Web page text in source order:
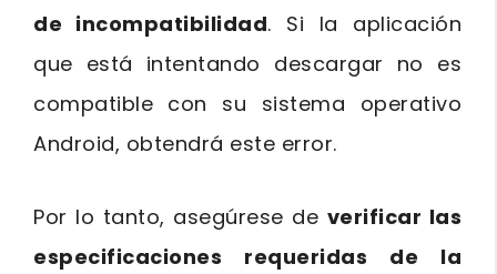
de incompatibilidad. Si la aplicación
que está intentando descargar no es
compatible con su sistema operativo
Android, obtendrá este error.
Por lo tanto, asegúrese de verificar las
especificaciones requeridas de la